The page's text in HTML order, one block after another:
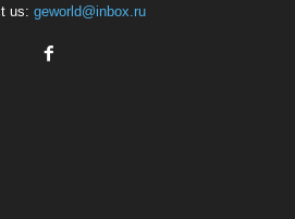
us: geworld@inbox.ru